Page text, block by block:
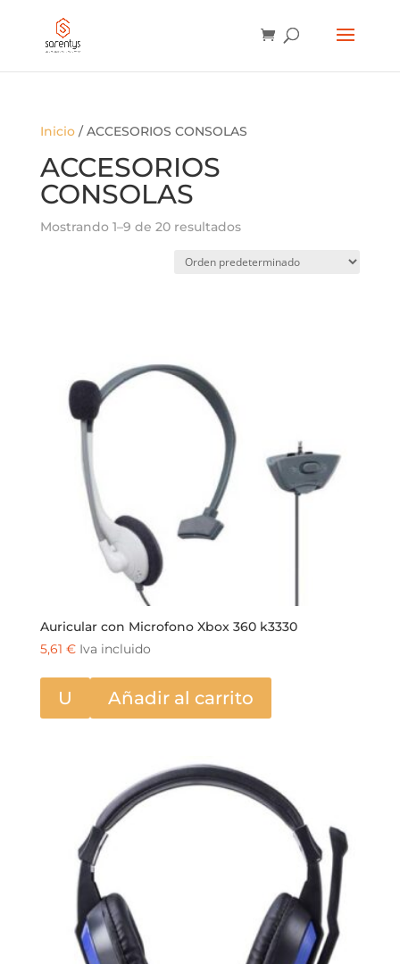
PRODUCTOS
Inicio/ ACCESORIOS CONSOLAS
ACCESORIOS
CONSOLAS
Mostrando 1–9 de 20 resultados
Auricular con Microfono Xbox 360 k3330
5,61 € Iva incluido
U Añadir al carrito